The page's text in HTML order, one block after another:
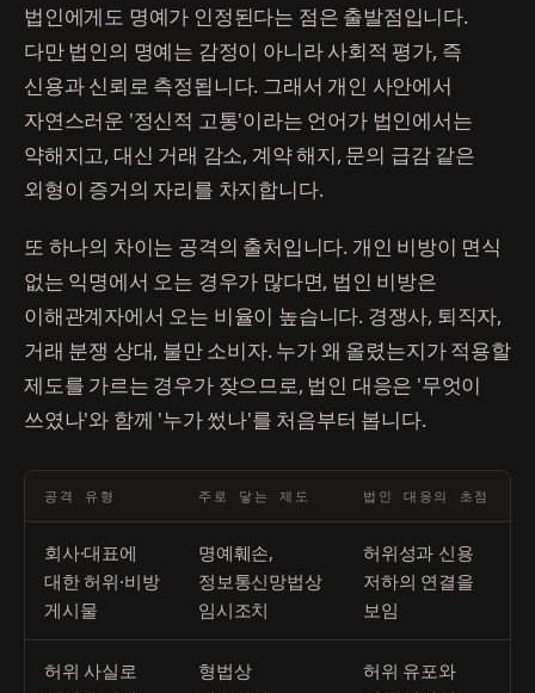
법인에게도 명예가 인정된다는 점은 출발점입니다.
다만 법인의 명예는 감정이 아니라 사회적 평가, 즉
신용과 신뢰로 측정됩니다. 그래서 개인 사안에서
자연스러운 '정신적 고통'이라는 언어가 법인에서는
약해지고, 대신 거래 감소, 계약 해지, 문의 급감 같은
외형이 증거의 자리를 차지합니다.
또 하나의 차이는 공격의 출처입니다. 개인 비방이 면식
없는 익명에서 오는 경우가 많다면, 법인 비방은
이해관계자에서 오는 비율이 높습니다. 경쟁사, 퇴직자,
거래 분쟁 상대, 불만 소비자. 누가 왜 올렸는지가 적용할
제도를 가르는 경우가 잦으므로, 법인 대응은 '무엇이
쓰였나'와 함께 '누가 썼나'를 처음부터 봅니다.
공격 유형 주로 닿는 제도 법인 대응의 초점
회사·대표에
대한 허위·비방
게시물
명예훼손,
정보통신망법상
임시조치
허위성과 신용
저하의 연결을
보임
허위 사실로
형법상
허위 유포와